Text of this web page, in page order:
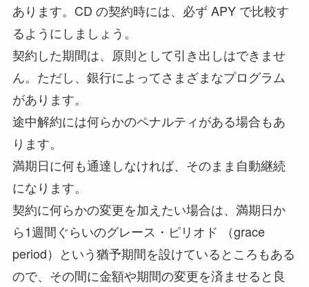
あります。CD の契約時には、必ず APY で比較す
るようにしましょう。
契約した期間は、原則として引き出しはできませ
ん。ただし、銀行によってさまざまなプログラム
があります。
途中解約には何らかのペナルティがある場合もあ
ります。
満期日に何も通達しなければ、そのまま自動継続
になります。
契約に何らかの変更を加えたい場合は、満期日か
ら1週間ぐらいのグレース・ピリオド （grace
period）という猶予期間を設けているところもある
ので、その間に金額や期間の変更を済ませると良